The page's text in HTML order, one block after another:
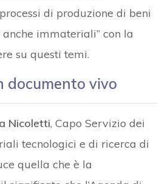
di produzione di beni
immateriali” con la
su questi temi.
documento vivo
Nicoletti, Capo Servizio dei
tecnologici e di ricerca di
quella che è la